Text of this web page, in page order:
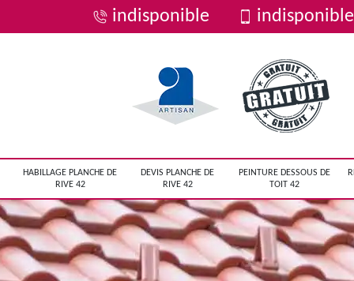
indisponible indisponible
HABILLAGE PLANCHE DE
RIVE 42
DEVIS PLANCHE DE
RIVE 42
PEINTURE DESSOUS DE
TOIT 42